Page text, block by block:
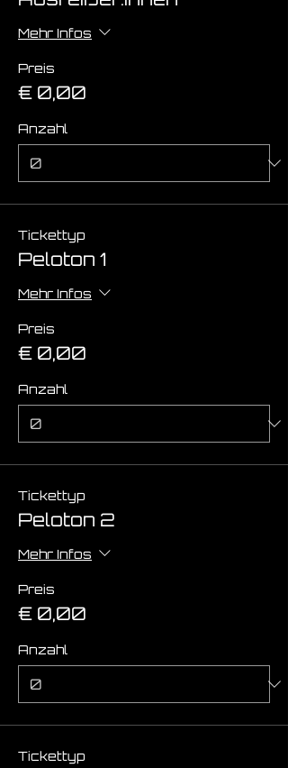
Mehr Infos
Preis
€ 0,00
Anzahl
Tickettyp
Peloton 1
Mehr Infos
Preis
€ 0,00
Anzahl
Tickettyp
Peloton 2
Mehr Infos
Preis
€ 0,00
Anzahl
Tickettyp